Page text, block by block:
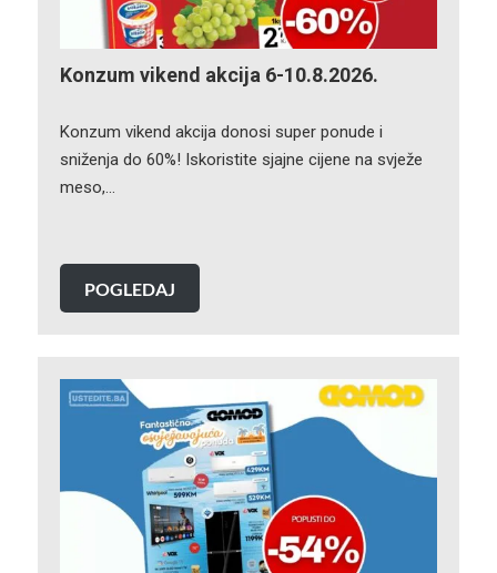
Konzum vikend akcija 6-10.8.2026.
Konzum vikend akcija donosi super ponude i
sniženja do 60%! Iskoristite sjajne cijene na svježe
meso,…
POGLEDAJ